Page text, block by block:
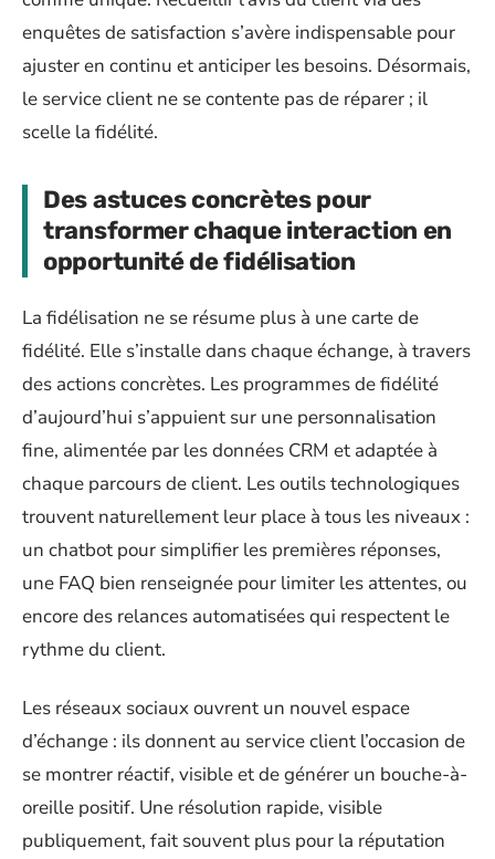
enquêtes de satisfaction s’avère indispensable pour
ajuster en continu et anticiper les besoins. Désormais,
le service client ne se contente pas de réparer ; il
scelle la fidélité.
Des astuces concrètes pour
transformer chaque interaction en
opportunité de fidélisation
La fidélisation ne se résume plus à une carte de
fidélité. Elle s’installe dans chaque échange, à travers
des actions concrètes. Les programmes de fidélité
d’aujourd’hui s’appuient sur une personnalisation
fine, alimentée par les données CRM et adaptée à
chaque parcours de client. Les outils technologiques
trouvent naturellement leur place à tous les niveaux :
un chatbot pour simplifier les premières réponses,
une FAQ bien renseignée pour limiter les attentes, ou
encore des relances automatisées qui respectent le
rythme du client.
Les réseaux sociaux ouvrent un nouvel espace
d’échange : ils donnent au service client l’occasion de
se montrer réactif, visible et de générer un bouche-à-
oreille positif. Une résolution rapide, visible
publiquement, fait souvent plus pour la réputation